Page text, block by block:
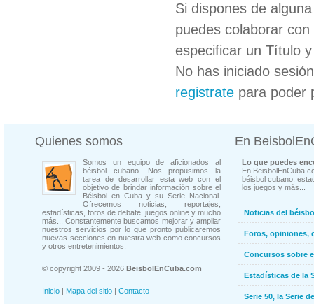
Si dispones de
puedes colaborar
especificar un Título
No has iniciado
registrate para poder
Quienes somos
Somos un equipo de aficionados al
béisbol cubano. Nos propusimos la
tarea de desarrollar esta web con el
objetivo de brindar información sobre el
Béisbol en Cuba y su Serie Nacional.
Ofrecemos noticias, reportajes,
estadísticas, foros de debate, juegos online y mucho
más... Constantemente buscamos mejorar y ampliar
nuestros servicios por lo que pronto publicaremos
nuevas secciones en nuestra web como concursos
y otros entretenimientos.
© copyright 2009 - 2026 BeisbolEnCuba.com
Inicio | Mapa del sitio | Contacto
En
Lo que puedes
En
béisbol cubano,
los juegos y más...
Noticias del
Foros, opiniones,
Concursos sobre
Estadísticas de la
Serie 50, la Serie